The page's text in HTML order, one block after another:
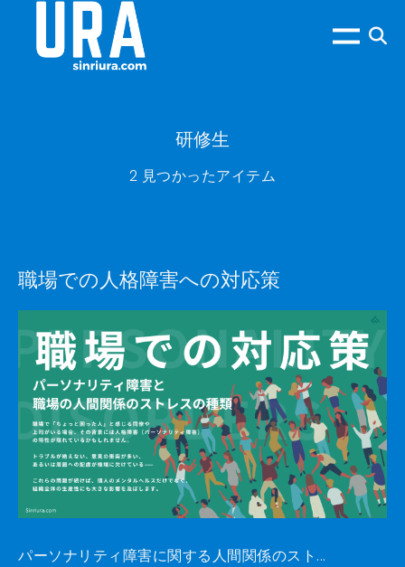
研修生
2 見つかったアイテム
職場での人格障害への対応策
パーソナリティ障害に関する人間関係のスト...